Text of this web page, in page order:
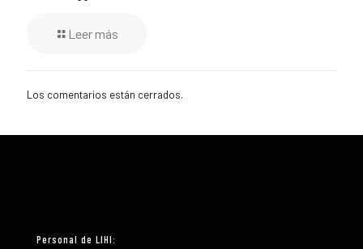
Leer más
Los comentarios están cerrados.
Personal de LIHI: